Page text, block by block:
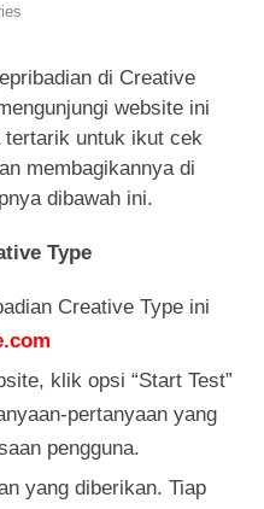
di Creative
website ini
tertarik untuk ikut cek
membagikannya di
dibawah ini.
Type
Creative Type ini
klik opsi “Start Test”
pertanyaan yang
pengguna.
yang diberikan. Tiap